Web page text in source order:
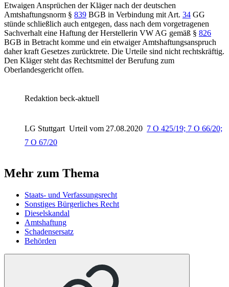
Etwaigen Ansprüchen der Kläger nach der deutschen
Amtshaftungsnorm § 839 BGB in Verbindung mit Art. 34 GG
stünde schließlich auch entgegen, dass nach dem vorgetragenen
Sachverhalt eine Haftung der Herstellerin VW AG gemäß § 826
BGB in Betracht komme und ein etwaiger Amtshaftungsanspruch
daher kraft Gesetzes zurücktrete. Die Urteile sind nicht rechtskräftig.
Den Kläger steht das Rechtsmittel der Berufung zum
Oberlandesgericht offen.
Redaktion beck-aktuell
LG Stuttgart Urteil vom 27.08.2020 7 O 425/19; 7 O 66/20;
7 O 67/20
Mehr zum Thema
Staats- und Verfassungsrecht
Sonstiges Bürgerliches Recht
Dieselskandal
Amtshaftung
Schadensersatz
Behörden